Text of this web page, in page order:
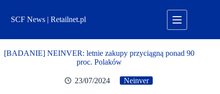
treściSCF News | Retailnet.pl
[BADANIE] NEINVER: letnie zakupy przyciągną ponad 90
proc. Polaków
23/07/2024 Neinver